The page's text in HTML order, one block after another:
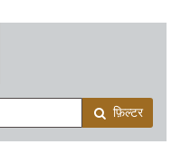
फ़िल्टर